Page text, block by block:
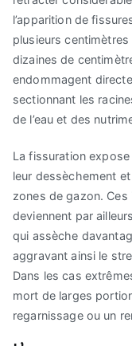
l’apparition de
plusieurs centimètres
dizaines de
endommagent
sectionnant les
de l’eau et des
La fissuration expose
leur dessèchement
zones de gazon.
deviennent par
qui assèche
aggravant ainsi le
Dans les cas
mort de larges
regarnissage ou un